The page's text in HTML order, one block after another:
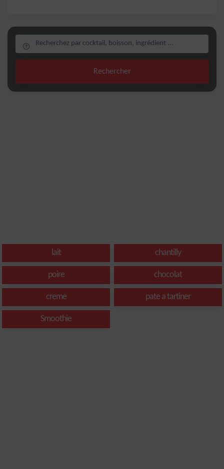
Rechercher
lait chantilly
poire chocolat
creme pate a tartiner
Smoothie